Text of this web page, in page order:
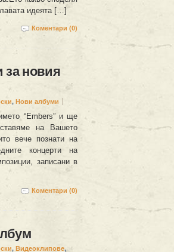
идеята […]
Коментари (0)
за новия
, Нови албуми
“Embers” и ще
на Вашето
вече познати на
концерти на
записани в
Коментари (0)
, Видеоклипове,